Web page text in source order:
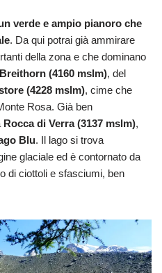
verde e ampio pianoro che
. Da qui potrai già ammirare
della zona e che dominano
Breithorn (4160 mslm), del
(4228 mslm), cime che
Rosa. Già ben
Rocca di Verra (3137 mslm),
Blu. Il lago si trova
glaciale ed è contornato da
di ciottoli e sfasciumi, ben